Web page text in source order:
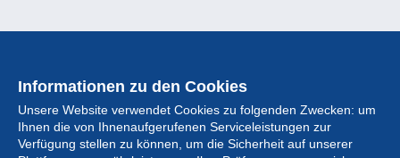
Informationen zu den Cookies
Unsere Website verwendet Cookies zu folgenden Zwecken: um
Ihnen die von Ihnenaufgerufenen Serviceleistungen zur
Verfügung stellen zu können, um die Sicherheit auf unserer